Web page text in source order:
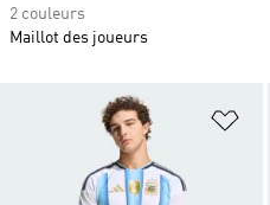
2 couleurs
Maillot des joueurs